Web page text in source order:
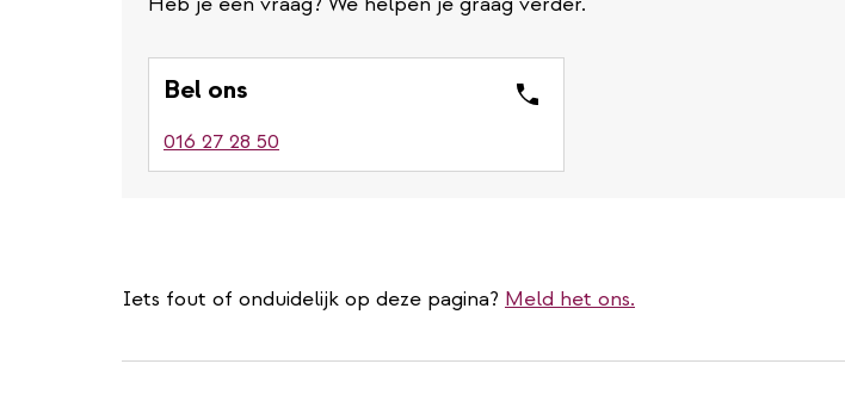
Bel ons
016 27 28 50
Iets fout of onduidelijk op deze pagina? Meld het ons.